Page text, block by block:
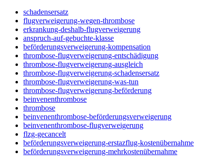
schadensersatz
flugverweigerung-wegen-thrombose
erkrankung-deshalb-flugverweigerung
anspruch-auf-gebuchte-klasse
beförderungsverweigerung-kompensation
thrombose-flugverweigerung-entschädigung
thrombose-flugverweigerung-ausgleich
thrombose-flugverweigerung-schadensersatz
thrombose-flugverweigerung-was-tun
thrombose-flugverweigerung-beförderung
beinvenenthrombose
thrombose
beinvenenthrombose-beförderungsverweigerung
beinvenenthrombose-flugverweigerung
flzg-gecancelt
beförderungsverweigerung-erstazflug-kostenübernahme
beförderungsverweigerung-mehrkostenübernahme